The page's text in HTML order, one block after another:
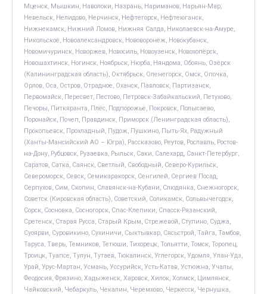
Мценск, Мышкин, Наволоки, Назрань, Нариманов, Нарьян-Мар,
Невельск, Нелидово, Нерчинск, Нефтегорск, Нефтеюганск,
Нижнекамск, Нижний Ломов, Нижняя Салда, Николаевск-на-Амуре,
Никольское, Новоалександровск, Нововоронеж, Новокубанск,
Новомичуринск, Новоржев, Новосиль, Новоузенск, Новохопёрск,
Новошахтинск, Ногинск, Ноябрьск, Нюрба, Няндома, Обоянь, Озёрск
(Калининградская область), Октябрьск, Оленегорск, Омск, Опочка,
Орлов, Оса, Остров, Отрадное, Оханск, Павловск, Партизанск,
Первомайск, Пересвет, Пестово, Петровск-Забайкальский, Петухово,
Печоры, Питкяранта, Плёс, Подпорожье, Покровск, Полысаево,
Поронайск, Почеп, Правдинск, Приморск (Ленинградская область),
Прокопьевск, Прохладный, Пудож, Пушкино, Пыть-Ях, Радужный
(Ханты-Мансийский АО – Югра), Рассказово, Реутов, Рославль, Ростов-
на-Дону, Рубцовск, Рузаевка, Рыльск, Саки, Салехард, Санкт-Петербург,
Саратов, Сатка, Саянск, Светлый, Свободный, Северо-Курильск,
Североморск, Севск, Семикаракорск, Сенгилей, Сергиев Посад,
Серпухов, Сим, Скопин, Славянск-на-Кубани, Слюдянка, Снежногорск,
Советск (Кировская область), Советский, Соликамск, Сольвычегодск,
Сорск, Сосновка, Сосногорск, Спас-Клепики, Спасск-Рязанский,
Сретенск, Старая Русса, Старый Крым, Стрежевой, Ступино, Суджа,
Суоярви, Суровикино, Сухиничи, Сыктывкар, Сясьстрой, Тайга, Тамбов,
Таруса, Тверь, Темников, Тетюши, Тихорецк, Тольятти, Томск, Торопец,
Троицк, Туапсе, Тулун, Тутаев, Тюкалинск, Углегорск, Удомля, Улан-Удэ,
Урай, Урус-Мартан, Усмань, Уссурийск, Усть-Катав, Устюжна, Учалы,
Феодосия, Фрязино, Хадыженск, Харовск, Хилок, Холмск, Цимлянск,
Чайковский, Чебаркуль, Чекалин, Черемхово, Черкесск, Чернушка,